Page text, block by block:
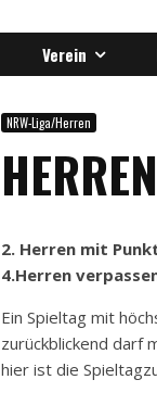
Verein
NRW-Liga/Herren
2. Herren mit
4.Herren
Ein Spieltag mit
zurückblickend darf
hier ist die